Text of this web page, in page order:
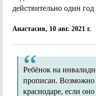
действительно один
Анастасия, 10 авг. 2021 г.
Ребёнок на
прописан. Возможно
краснодаре, если